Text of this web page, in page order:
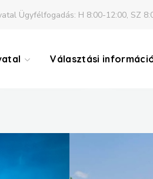
Ügyfélfogadás: H 8:00-12:00, SZ
Választási